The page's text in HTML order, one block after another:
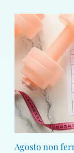
Agosto non